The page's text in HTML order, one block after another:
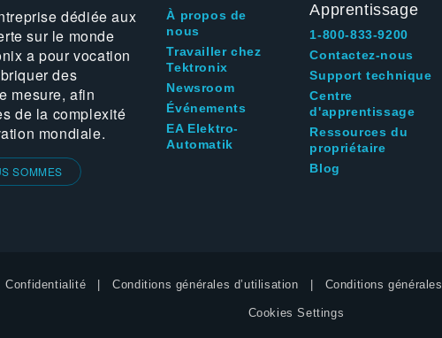
dédiée aux
sur le monde
a pour vocation
des
mesure, afin
de la complexité
mondiale.
SOMMES
À propos de
nous
Travailler chez
Tektronix
Newsroom
Événements
EA Elektro-
Automatik
Apprentissage
1-800-833-9200
Contactez-nous
Support technique
Centre
d'apprentissage
Ressources du
propriétaire
Blog
Confidentialité Conditions générales d’utilisation Conditions générales
Cookies Settings